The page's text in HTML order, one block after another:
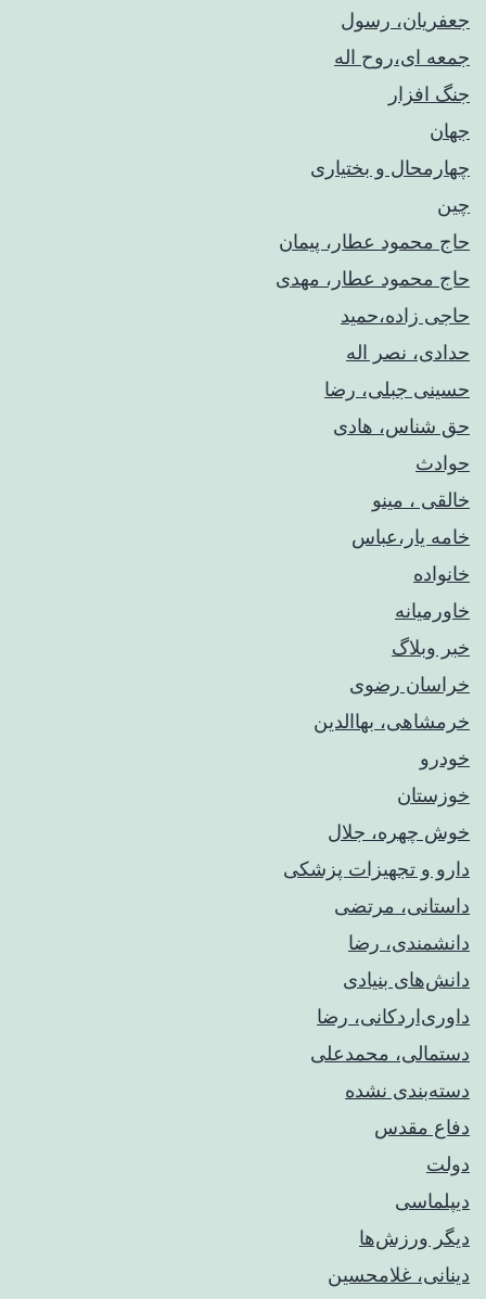
جعفریان، رسول
جمعه ای،روح اله
جنگ افزار
جهان
چهارمحال و بختیاری
چین
حاج محمود عطار، پیمان
حاج محمود عطار، مهدی
حاجی زاده،حمید
حدادی، نصر اله
حسینی جبلی، رضا
حق شناس، هادی
حوادث
خالقی ، مینو
خامه یار،عباس
خانواده
خاورمیانه
خبر وبلاگ
خراسان رضوی
خرمشاهی، بهاالدین
خودرو
خوزستان
خوش چهره، جلال
دارو و تجهیزات پزشکی
داستانی، مرتضی
دانشمندی، رضا
دانش‌های بنیادی
داوری‌اردکانی، رضا
دستمالی، محمدعلی
دسته‌بندی نشده
دفاع مقدس
دولت
دیپلماسی
دیگر ورزش‌ها
دینانی، غلامحسین